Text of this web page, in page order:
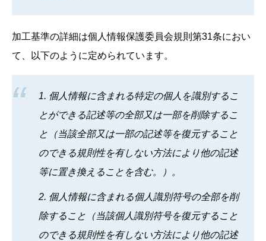
加工基準の詳細は個人情報保護委員会規則第31条におい
て、以下のように定められています。
1. 個人情報に含まれる特定の個人を識別するこ
とができる記述等の全部又は一部を削除するこ
と（当該全部又は一部の記述等を復元すること
のできる規則性を有しない方法により他の記述
等に置き換えることを含む。）。
2. 個人情報に含まれる個人識別符号の全部を削
除すること（当該個人識別符号を復元すること
のできる規則性を有しない方法により他の記述